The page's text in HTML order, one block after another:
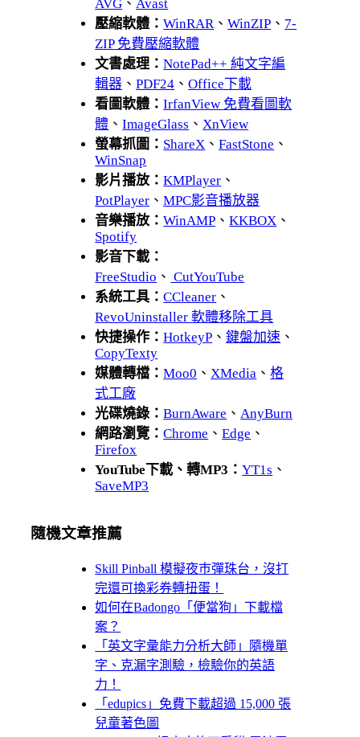
AVG 、 Avast
壓縮軟體：WinRAR 、WinZIP 、 7-
ZIP 免費壓縮軟體
文書處理：NotePad++ 純文字編
輯器 、PDF24 、Office下載
看圖軟體：IrfanView 免費看圖軟
體 、ImageGlass 、 XnView
螢幕抓圖： ShareX 、FastStone 、
WinSnap
影片播放：KMPlayer 、
PotPlayer 、MPC影音播放器
音樂播放：WinAMP 、KKBOX 、
Spotify
影音下載：
FreeStudio 、 CutYouTube
系統工具：CCleaner 、
RevoUninstaller 軟體移除工具
快捷操作：HotkeyP 、鍵盤加速 、
CopyTexty
媒體轉檔：Moo0 、 XMedia 、格
式工廠
光碟燒錄：BurnAware 、 AnyBurn
網路瀏覽：Chrome 、Edge 、
Firefox
YouTube下載、轉MP3：YT1s 、
SaveMP3
隨機文章推薦
Skill Pinball 模擬夜巿彈珠台，沒打
完還可換彩券轉扭蛋！
如何在Badongo「便當狗」下載檔
案？
「英文字彙能力分析大師」隨機單
字、克漏字測驗，檢驗你的英語
力！
「edupics」免費下載超過 15,000 張
兒童著色圖